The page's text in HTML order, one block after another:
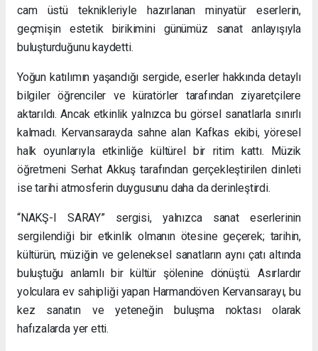
cam üstü teknikleriyle hazırlanan minyatür eserlerin,
geçmişin estetik birikimini günümüz sanat anlayışıyla
buluşturduğunu kaydetti.
Yoğun katılımın yaşandığı sergide, eserler hakkında detaylı
bilgiler öğrenciler ve küratörler tarafından ziyaretçilere
aktarıldı. Ancak etkinlik yalnızca bu görsel sanatlarla sınırlı
kalmadı. Kervansarayda sahne alan Kafkas ekibi, yöresel
halk oyunlarıyla etkinliğe kültürel bir ritim kattı. Müzik
öğretmeni Serhat Akkuş tarafından gerçekleştirilen dinleti
ise tarihi atmosferin duygusunu daha da derinleştirdi.
“NAKŞ-I SARAY” sergisi, yalnızca sanat eserlerinin
sergilendiği bir etkinlik olmanın ötesine geçerek; tarihin,
kültürün, müziğin ve geleneksel sanatların aynı çatı altında
buluştuğu anlamlı bir kültür şölenine dönüştü. Asırlardır
yolculara ev sahipliği yapan Harmandöven Kervansarayı, bu
kez sanatın ve yeteneğin buluşma noktası olarak
hafızalarda yer etti.